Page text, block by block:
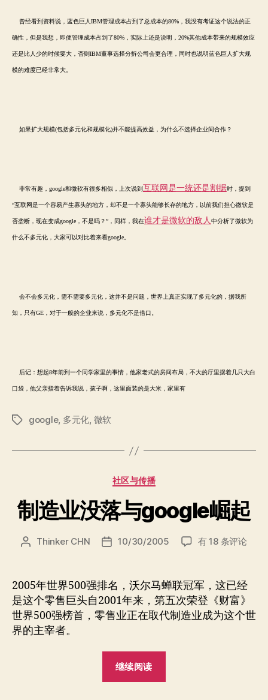
曾经看到资料说，蓝色巨人IBM管理成本占到了总成本的80%，我没有考证这个说法的正
确性，但是我想，即便管理成本占到了80%，实际上还是说明，20%其他成本带来的规模效应
还是比人少的时候要大，否则IBM董事选择分拆公司会更合理，同时也说明蓝色巨人扩大规
模的难度已经非常大。
如果扩大规模(包括多元化和规模化)并不能提高效益，为什么不选择企业间合作？
非常有趣，google和微软有很多相似，上次说到互联网是一统还是割据时，提到
“互联网是一个容易产生寡头的地方，却不是一个寡头能够长存的地方，以前我们担心微软是
否垄断，现在变成google，不是吗？”，同样，我在谁才是微软的敌人中分析了微软为
什么不多元化，大家可以对比着来看google。
会不会多元化，需不需要多元化，这并不是问题，世界上真正实现了多元化的，据我所
知，只有GE，对于一般的企业来说，多元化不是借口。
后记：想起8年前到一个同学家里的事情，他家老式的房间布局，不大的厅里摆着几只大白
口袋，他父亲指着告诉我说，孩子啊，这里面装的是大米，家里有
标
google, 多元化, 微软
分
社区与传播
制造业没落与google崛起
文
者
Thinker CHN
发
期
10/30/2005
制
没
落
与
google
有 18 条评论
2005年世界500强排名，沃尔马蝉联冠军，这已经
是这个零售巨头自2001年来，第五次荣登《财富》
世界500强榜首，零售业正在取代制造业成为这个世
界的主宰者。
继续阅读